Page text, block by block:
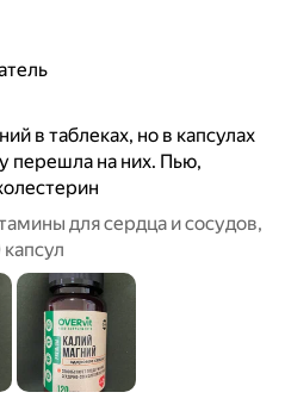
в таблеках, но в капсулах
перешла на них. Пью,
для сердца и сосудов,